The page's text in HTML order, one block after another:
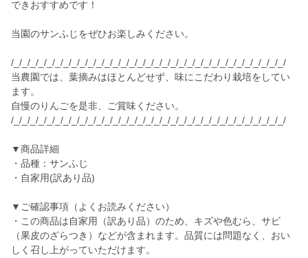
できおすすめです！
当園のサンふじをぜひお楽しみください。
/_/_/_/_/_/_/_/_/_/_/_/_/_/_/_/_/_/_/_/_/_/_/_/_/_/_/_/_/_/_/_/_/_/
当農園では、葉摘みはほとんどせず、味にこだわり栽培をしてい
ます。
自慢のりんごを是非、ご賞味ください。
/_/_/_/_/_/_/_/_/_/_/_/_/_/_/_/_/_/_/_/_/_/_/_/_/_/_/_/_/_/_/_/_/_/
▼商品詳細
・品種：サンふじ
・自家用(訳あり品)
▼ご確認事項（よくお読みください）
・この商品は自家用（訳あり品）のため、キズや色むら、サビ
（果皮のざらつき）などが含まれます。品質には問題なく、おい
しく召し上がっていただけます。